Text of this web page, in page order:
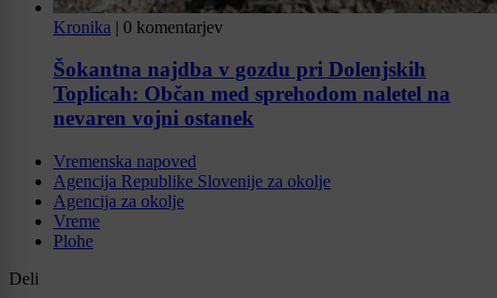
Kronika | 0 komentarjev
Šokantna najdba v gozdu pri Dolenjskih
Toplicah: Občan med sprehodom naletel na
nevaren vojni ostanek
Vremenska napoved
Agencija Republike Slovenije za okolje
Agencija za okolje
Vreme
Plohe
Deli